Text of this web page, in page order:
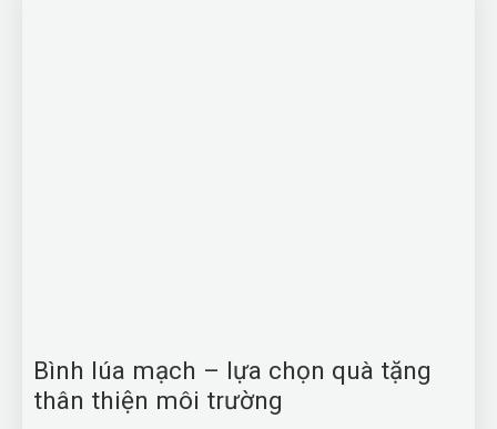
Bình lúa mạch – lựa chọn quà tặng
thân thiện môi trường